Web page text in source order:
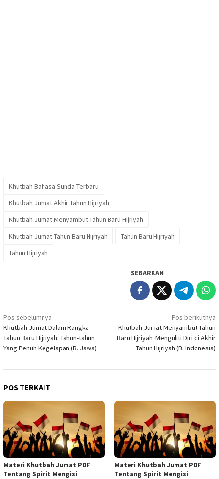
Khutbah Bahasa Sunda Terbaru
Khutbah Jumat Akhir Tahun Hijriyah
Khutbah Jumat Menyambut Tahun Baru Hijriyah
Khutbah Jumat Tahun Baru Hijriyah
Tahun Baru Hijriyah
Tahun Hijriyah
SEBARKAN
Navigasi
pos
Pos sebelumnya
Khutbah Jumat Dalam Rangka
Tahun Baru Hijriyah: Tahun-tahun
Yang Penuh Kegelapan (B. Jawa)
Pos berikutnya
Khutbah Jumat Menyambut Tahun
Baru Hijriyah: Menguliti Diri di Akhir
Tahun Hijriyah (B. Indonesia)
POS TERKAIT
Materi Khutbah Jumat PDF
Tentang Spirit Mengisi
Materi Khutbah Jumat PDF
Tentang Spirit Mengisi